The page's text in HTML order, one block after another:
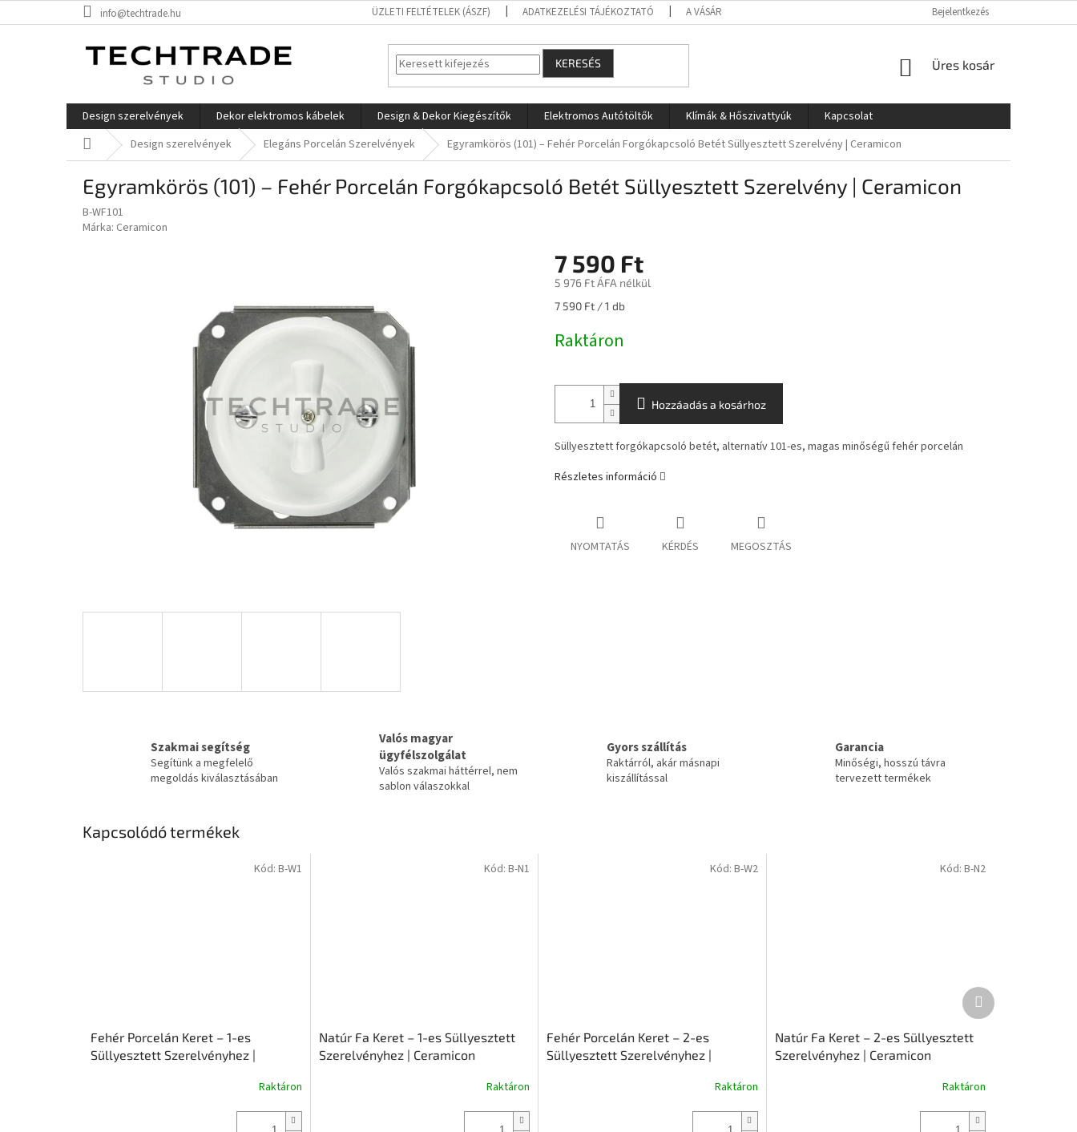
a
info@techtrade.hu ÜZLETI FELTÉTELEK (ÁSZF) ADATKEZELÉSI TÁJÉKOZTATÓ A VÁSÁRLÁS LÉPÉSEI SÜTI TÁJÉKOZTATÓ
Bejelentkezés
KERESÉS KOSÁR
Üres kosár
Design szerelvények Dekor elektromos kábelek Design & Dekor Kiegészítők Elektromos Autótöltők Klímák & Hőszivattyúk
Kapcsolat
KezdőlapDesign szerelvények Elegáns Porcelán Szerelvények Egyramkörös (101) – Fehér Porcelán Forgókapcsoló Betét Süllyesztett Szerelvény | Ceramicon
Egyramkörös (101) – Fehér Porcelán Forgókapcsoló Betét Süllyesztett Szerelvény | Ceramicon
B-WF101
Márka: Ceramicon
7 590 Ft
5 976 Ft ÁFA nélkül
Egységár:
7 590 Ft / 1 db
Raktáron
Hozzáadás a kosárhoz
Süllyesztett forgókapcsoló betét, alternatív 101-es, magas minőségű fehér porcelán
Részletes információ
NYOMTATÁS KÉRDÉS MEGOSZTÁS
Szakmai segítség
Segítünk a megfelelő
megoldás kiválasztásában
Valós magyar
ügyfélszolgálat
Valós szakmai háttérrel, nem
sablon válaszokkal
Gyors szállítás
Raktárról, akár másnapi
kiszállítással
Garancia
Minőségi, hosszú távra
tervezett termékek
Kapcsolódó termékek
Fehér Porcelán Keret – 1-es
Süllyesztett Szerelvényhez |
Raktáron
Kód: B-W1
Natúr Fa Keret – 1-es Süllyesztett
Szerelvényhez | Ceramicon
Raktáron
Kód: B-N1
Fehér Porcelán Keret – 2-es
Süllyesztett Szerelvényhez |
Raktáron
Kód: B-W2
Natúr Fa Keret – 2-es Süllyesztett
Szerelvényhez | Ceramicon
Raktáron
Kód: B-N2
Következő
termék